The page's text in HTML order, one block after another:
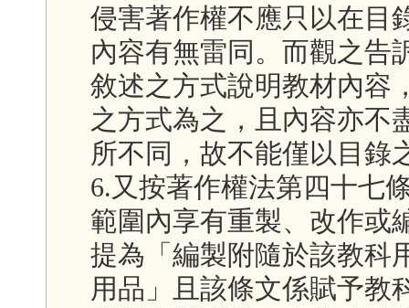
侵害著作權不應只以在目
內容有無雷同。而觀之告
敘述之方式說明教材內容
之方式為之，且內容亦不
所不同，故不能僅以目錄
6.又按著作權法第四十七
範圍內享有重製、改作或
提為「編製附隨於該教科
用品」且該條文係賦予教